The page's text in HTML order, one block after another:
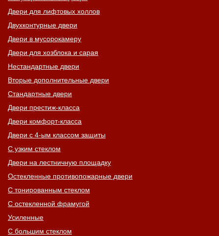
Двери для лифтовых холлов
Двухконтурные двери
Двери в мусорокамеру
Двери для хозблока и сарая
Нестандартные двери
Вторые дополнительные двери
Стандартные двери
Двери престиж-класса
Двери комфорт-класса
Двери с 4-ым классом защиты
С узким стеклом
Двери на лестничную площадку
Остекленные противопожарные двери
С тонированным стеклом
С остекленной фрамугой
Усиленные
С большим стеклом